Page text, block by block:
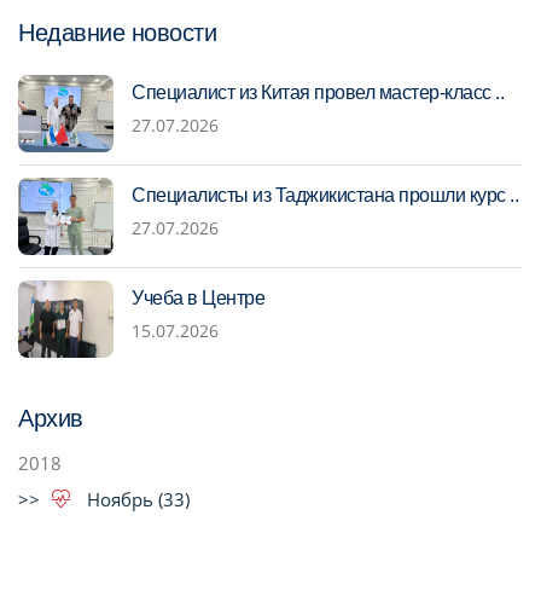
Недавние новости
Специалист из Китая провел мастер-класс ..
27.07.2026
Специалисты из Таджикистана прошли курс ..
27.07.2026
Учеба в Центре
15.07.2026
Архив
2018
Ноябрь (33)